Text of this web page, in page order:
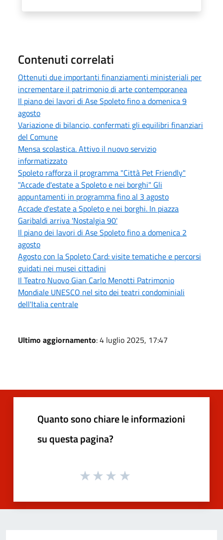
Contenuti correlati
Ottenuti due importanti finanziamenti ministeriali per
incrementare il patrimonio di arte contemporanea
Il piano dei lavori di Ase Spoleto fino a domenica 9
agosto
Variazione di bilancio, confermati gli equilibri finanziari
del Comune
Mensa scolastica. Attivo il nuovo servizio
informatizzato
Spoleto rafforza il programma "Città Pet Friendly"
"Accade d'estate a Spoleto e nei borghi" Gli
appuntamenti in programma fino al 3 agosto
Accade d'estate a Spoleto e nei borghi. In piazza
Garibaldi arriva 'Nostalgia 90'
Il piano dei lavori di Ase Spoleto fino a domenica 2
agosto
Agosto con la Spoleto Card: visite tematiche e percorsi
guidati nei musei cittadini
Il Teatro Nuovo Gian Carlo Menotti Patrimonio
Mondiale UNESCO nel sito dei teatri condominiali
dell'Italia centrale
Ultimo aggiornamento: 4 luglio 2025, 17:47
Quanto sono chiare le informazioni
su questa pagina?